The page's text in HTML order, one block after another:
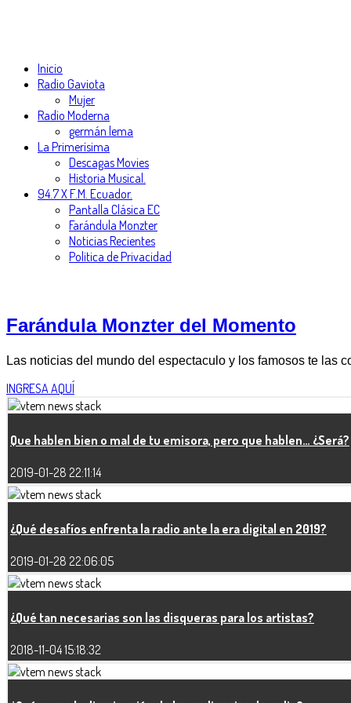
Inicio
Radio Gaviota
Mujer
Radio Moderna
germán lema
La Primerísima
Descagas Movies
Historia Musical.
94.7 X F.M. Ecuador.
Pantalla Clásica EC
Farándula Monzter
Noticias Recientes
Politica de Privacidad
Farándula Monzter del Momento
Las noticias del mundo del espectaculo y los famosos te las
INGRESA AQUÍ
Que hablen bien o mal de tu emisora, pero que hablen… ¿Será?
2019-01-28 22:11:14
¿Qué desafíos enfrenta la radio ante la era digital en 2019?
2019-01-28 22:06:05
¿Qué tan necesarias son las disqueras para los artistas?
2018-11-04 15:18:32